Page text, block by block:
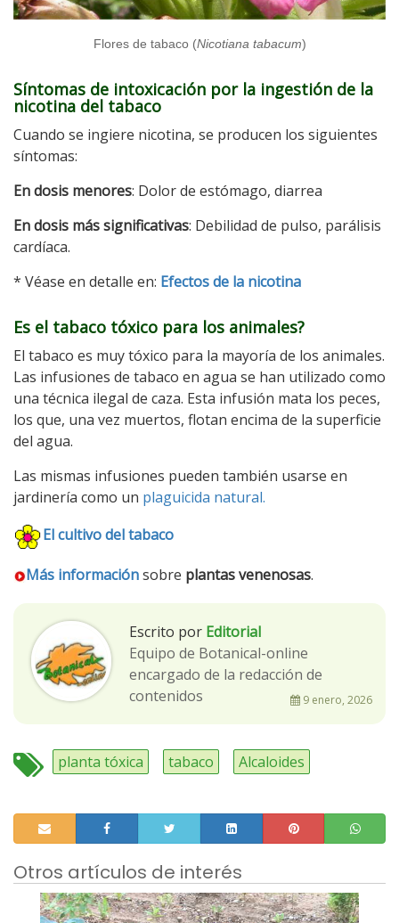
Flores de tabaco (Nicotiana tabacum)
Síntomas de intoxicación por la ingestión de la
nicotina del tabaco
Cuando se ingiere nicotina, se producen los siguientes
síntomas:
En dosis menores: Dolor de estómago, diarrea
En dosis más significativas: Debilidad de pulso, parálisis
cardíaca.
* Véase en detalle en: Efectos de la nicotina
Es el tabaco tóxico para los animales?
El tabaco es muy tóxico para la mayoría de los animales.
Las infusiones de tabaco en agua se han utilizado como
una técnica ilegal de caza. Esta infusión mata los peces,
los que, una vez muertos, flotan encima de la superficie
del agua.
Las mismas infusiones pueden también usarse en
jardinería como un plaguicida natural.
El cultivo del tabaco
Más informaciónsobre plantas venenosas.
Escrito por Editorial
Equipo de Botanical-online
encargado de la redacción de
contenidos
9 enero, 2026
planta tóxica tabaco Alcaloides
Otros artículos de interés